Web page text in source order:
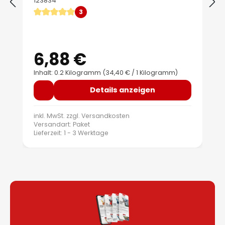
Durchschnittliche Bewertung von 5 von 5 Sternen
3
Regulärer Preis:
6,88 €
Inhalt: 0.2 Kilogramm (34,40 € / 1 Kilogramm)
Details anzeigen
inkl. MwSt. zzgl. Versandkosten
Versandart: Paket
Lieferzeit: 1 - 3 Werktage